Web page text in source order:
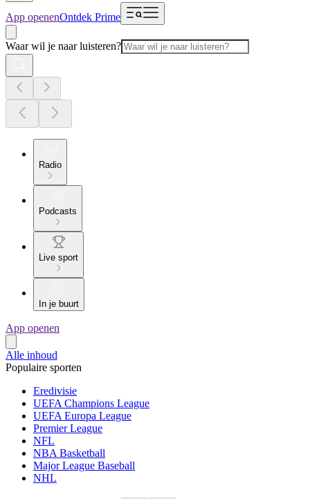
App openenOntdek Prime
Waar wil je naar luisteren?
Radio
Podcasts
Live sport
In je buurt
App openen
Alle inhoud
Populaire sporten
Eredivisie
UEFA Champions League
UEFA Europa League
Premier League
NFL
NBA Basketball
Major League Baseball
NHL